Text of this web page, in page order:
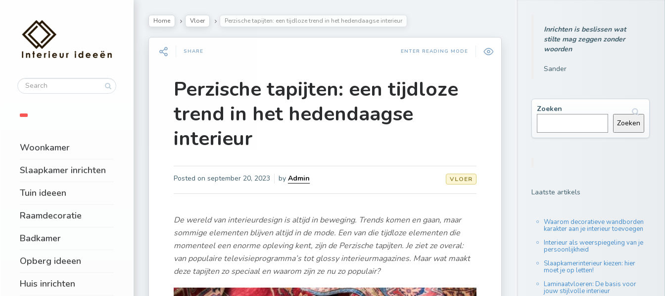
Woonkamer
Slaapkamer inrichten
Tuin ideeen
Raamdecoratie
Badkamer
Opberg ideeen
Huis inrichten
Home Vloer Perzische tapijten: een tijdloze trend in het hedendaagse interieur
SHARE ENTER READING MODE
Perzische tapijten: een tijdloze
trend in het hedendaagse
interieur
Posted on september 20, 2023 by Admin VLOER
De wereld van interieurdesign is altijd in beweging. Trends komen en gaan, maar
sommige elementen blijven altijd in de mode. Een van die tijdloze elementen die
momenteel een enorme opleving kent, zijn de Perzische tapijten. Je ziet ze overal:
van populaire televisieprogramma’s tot glossy interieurmagazines. Maar wat maakt
deze tapijten zo speciaal en waarom zijn ze nu zo populair?
Inrichten is beslissen wat
stilte mag zeggen zonder
woorden
Sander
Zoeken
Zoeken
Laatste artikels
Waarom decoratieve wandborden
karakter aan je interieur toevoegen
Interieur als weerspiegeling van je
persoonlijkheid
Slaapkamerinterieur kiezen: hier
moet je op letten!
Laminaatvloeren: De basis voor
jouw stijlvolle interieur